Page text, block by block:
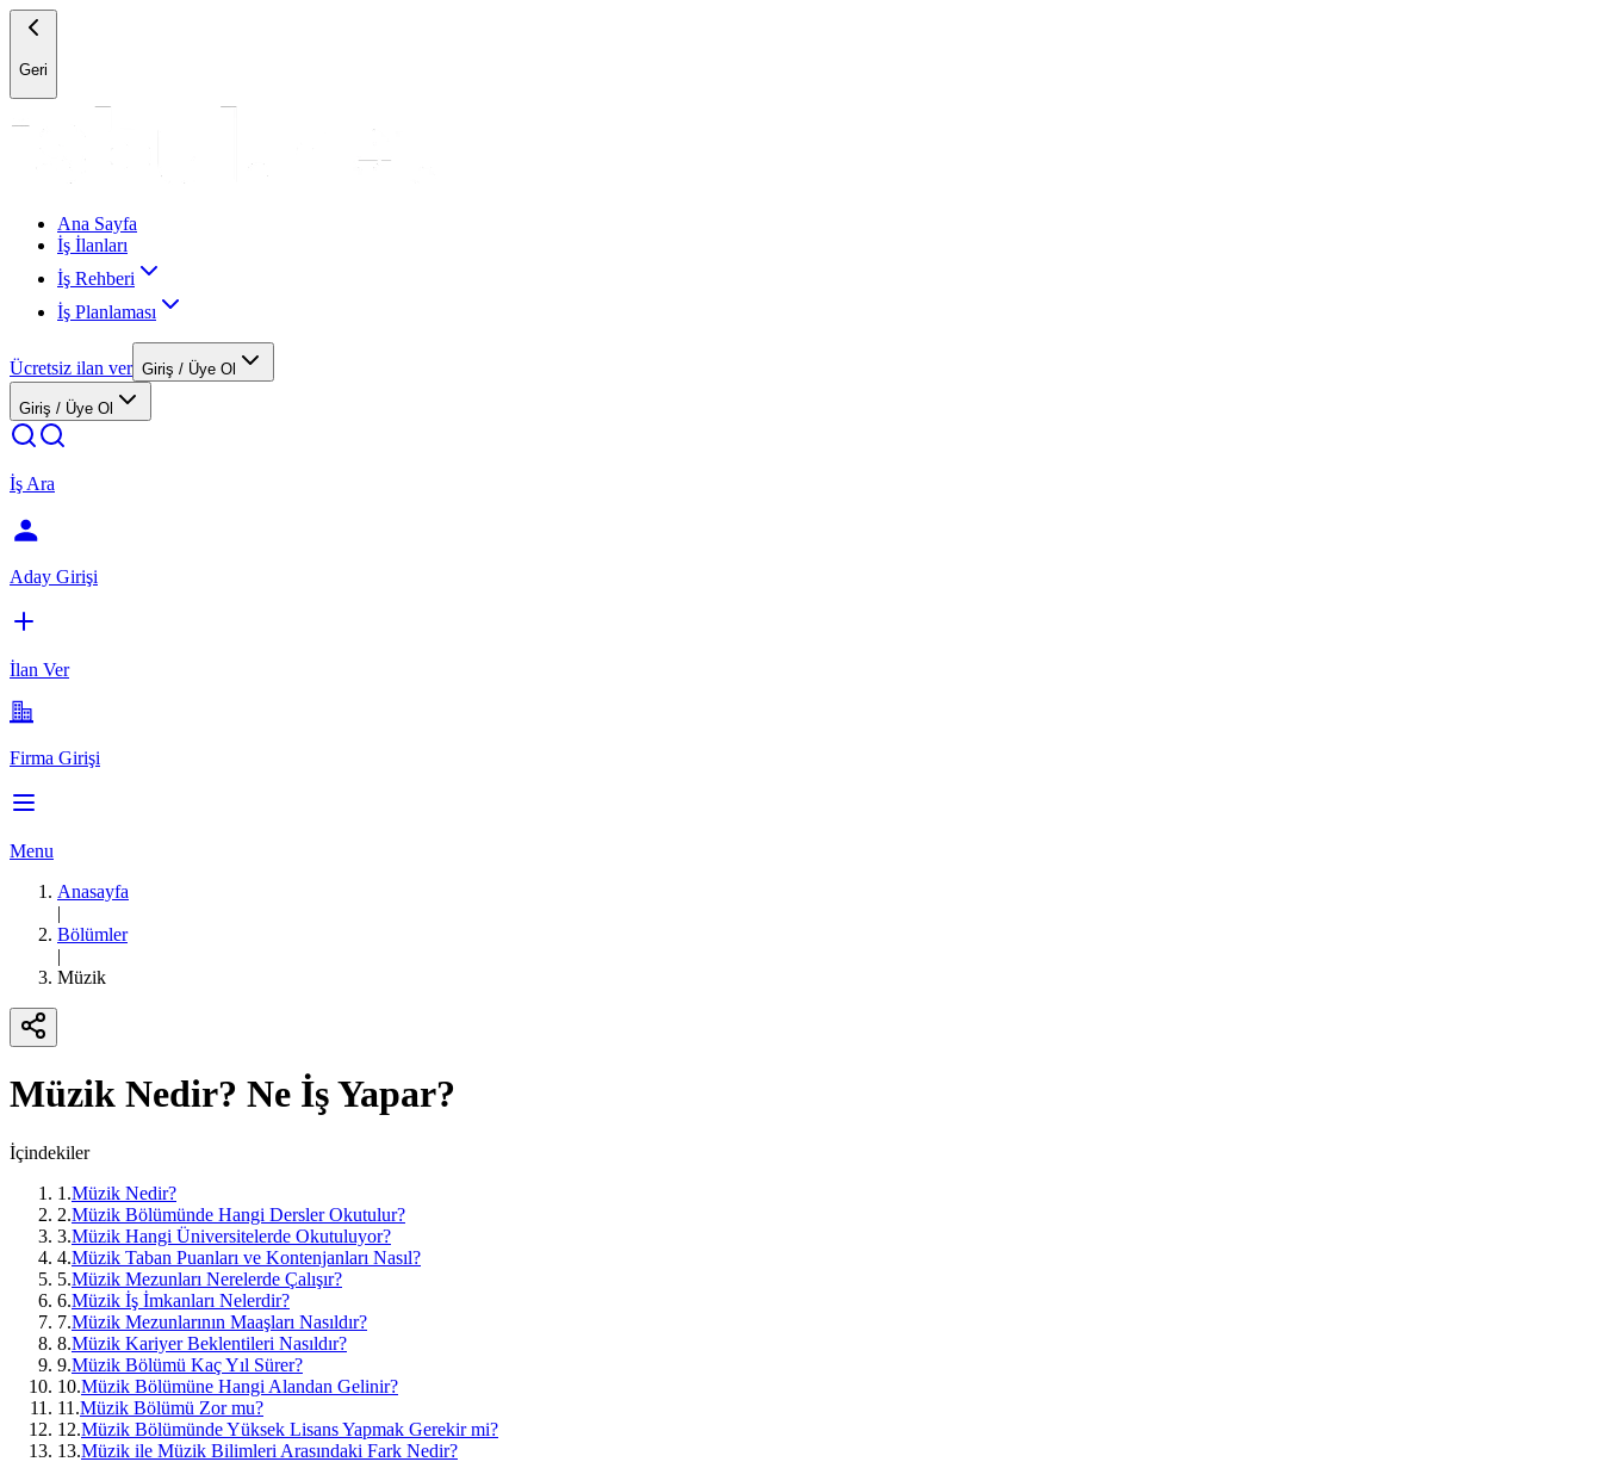
Geri
Ana Sayfa
İş İlanları
İş Rehberi
İş Planlaması
Ücretsiz ilan ver Giriş / Üye Ol
Giriş / Üye Ol
İş Ara
Aday Girişi
İlan Ver
Firma Girişi
Menu
Anasayfa
|
Bölümler
|
Müzik
Müzik Nedir? Ne İş Yapar?
İçindekiler
1 .Müzik Nedir?
2.Müzik Bölümünde Hangi Dersler Okutulur?
3.Müzik Hangi Üniversitelerde Okutuluyor?
4.Müzik Taban Puanları ve Kontenjanları Nasıl?
5.Müzik Mezunları Nerelerde Çalışır?
6.Müzik İş İmkanları Nelerdir?
7.Müzik Mezunlarının Maaşları Nasıldır?
8.Müzik Kariyer Beklentileri Nasıldır?
9.Müzik Bölümü Kaç Yıl Sürer?
10.Müzik Bölümüne Hangi Alandan Gelinir?
11 .Müzik Bölümü Zor mu?
12.Müzik Bölümünde Yüksek Lisans Yapmak Gerekir mi?
13.Müzik ile Müzik Bilimleri Arasındaki Fark Nedir?